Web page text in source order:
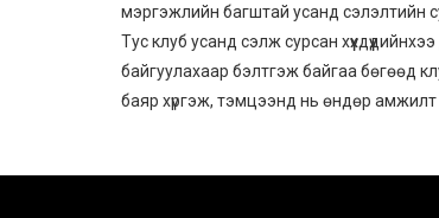
мэргэжлийн багштай усанд сэлэлтийн
Тус клуб усанд сэлж сурсан
байгуулахаар бэлтгэж байгаа бөгөөд
баяр хүргэж, тэмцээнд нь өндөр амжилт